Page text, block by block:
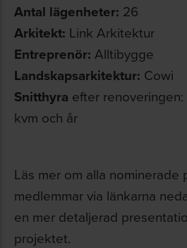
Antal lägenheter: 26
Arkitekt: Link Arkitektur
Entreprenör: Alltibygge
Landskapsarkitektur: Cowi
Snitthyra efter
kvm och år
Läs mer om alla nominerade
medlemmar via länkarna
en mer detaljerad
projektet.